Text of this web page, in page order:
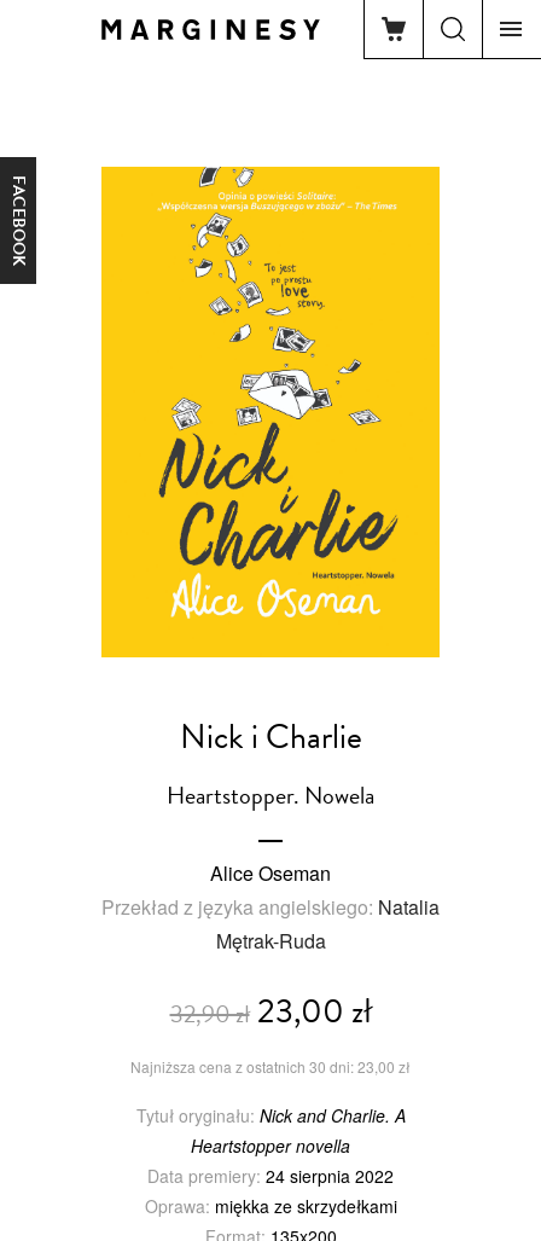
FACEBOOK
Nick i Charlie
Heartstopper. Nowela
Alice Oseman
Przekład z języka angielskiego: Natalia
Mętrak-Ruda
32,90 zł23,00 zł
Najniższa cena z ostatnich 30 dni: 23,00 zł
Tytuł oryginału: Nick and Charlie. A
Heartstopper novella
Data premiery: 24 sierpnia 2022
Oprawa: miękka ze skrzydełkami
Format: 135x200